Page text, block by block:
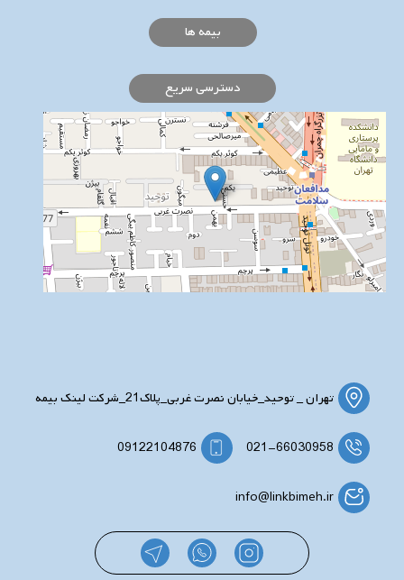
بیمه ها
دسترسی سریع
تهران _ توحید_خیابان نصرت غربی_پلاک21_شرکت لینک بیمه
021-66030958
09122104876
info@linkbimeh.ir